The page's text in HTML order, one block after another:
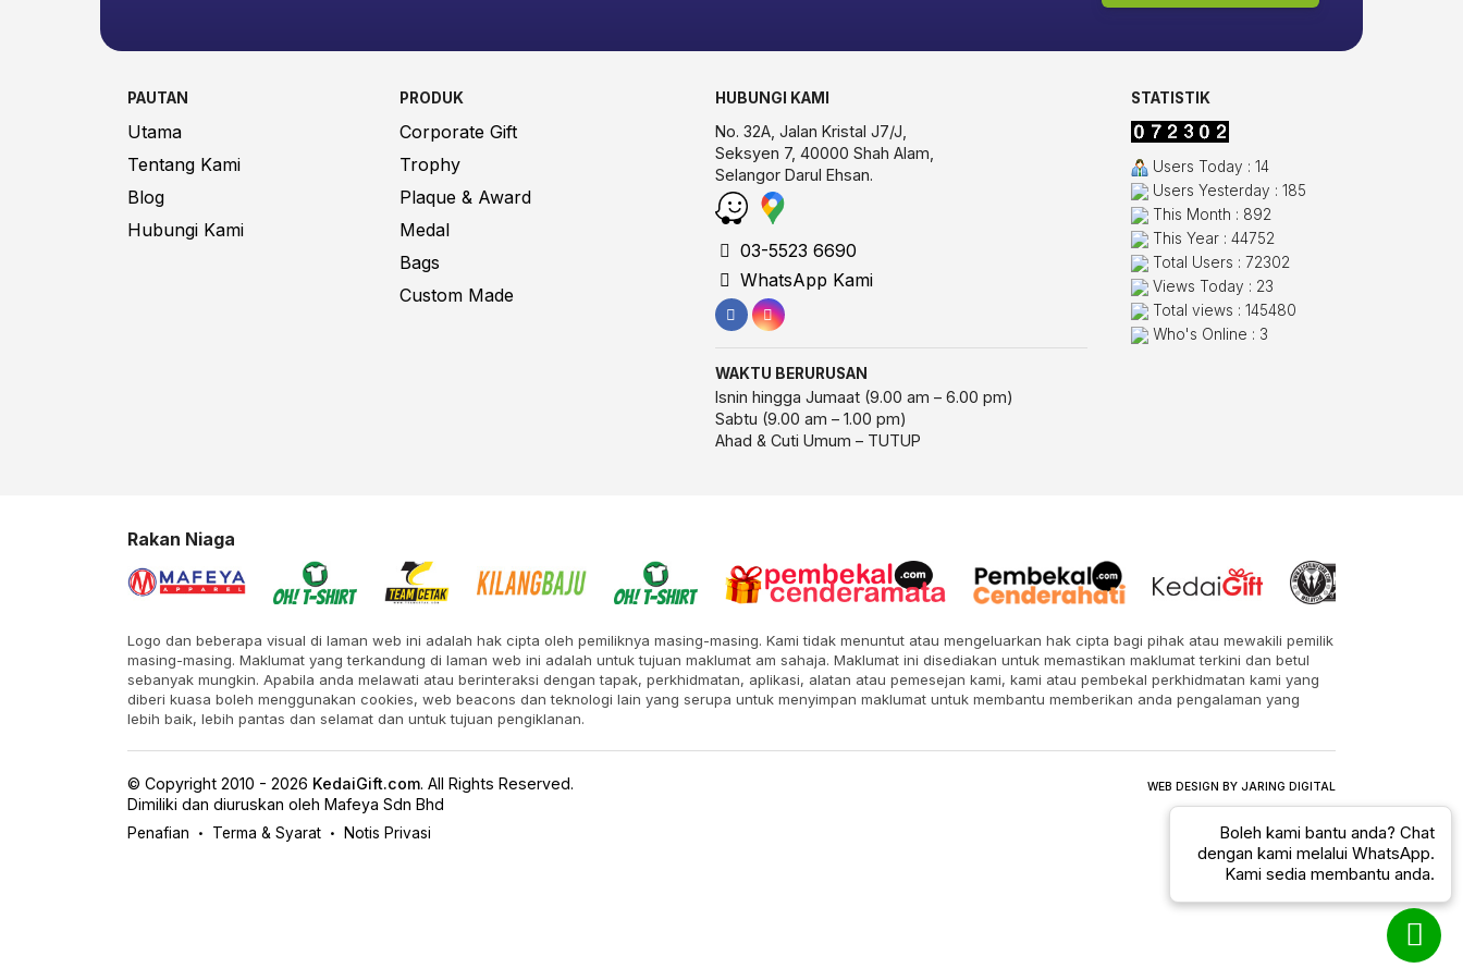
PAUTAN
Utama
Tentang Kami
Blog
Hubungi Kami
PRODUK
Corporate Gift
Trophy
Plaque & Award
Medal
Bags
Custom Made
HUBUNGI KAMI
No. 32A, Jalan Kristal J7/J,
Seksyen 7, 40000 Shah Alam,
Selangor Darul Ehsan.
03-5523 6690
WhatsApp Kami
WAKTU BERURUSAN
Isnin hingga Jumaat (9.00 am – 6.00 pm)
Sabtu (9.00 am – 1.00 pm)
Ahad & Cuti Umum – TUTUP
STATISTIK
Users Today : 14
Users Yesterday : 185
This Month : 892
This Year : 44752
Total Users : 72302
Views Today : 23
Total views : 145480
Who's Online : 3
Rakan Niaga
Logo dan beberapa visual di laman web ini adalah hak cipta oleh pemiliknya masing-masing. Kami tidak menuntut atau mengeluarkan hak cipta bagi pihak atau mewakili pemilik
masing-masing. Maklumat yang terkandung di laman web ini adalah untuk tujuan maklumat am sahaja. Maklumat ini disediakan untuk memastikan maklumat terkini dan betul
sebanyak mungkin. Apabila anda melawati atau berinteraksi dengan tapak, perkhidmatan, aplikasi, alatan atau pemesejan kami, kami atau pembekal perkhidmatan kami yang
diberi kuasa boleh menggunakan cookies, web beacons dan teknologi lain yang serupa untuk menyimpan maklumat untuk membantu memberikan anda pengalaman yang
lebih baik, lebih pantas dan selamat dan untuk tujuan pengiklanan.
© Copyright 2010 - 2026 KedaiGift.com. All Rights Reserved.
Dimiliki dan diuruskan oleh Mafeya Sdn Bhd
Penafian • Terma & Syarat • Notis Privasi
WEB DESIGN BY JARING DIGITAL
Boleh kami bantu anda? Chat
dengan kami melalui WhatsApp.
Kami sedia membantu anda.